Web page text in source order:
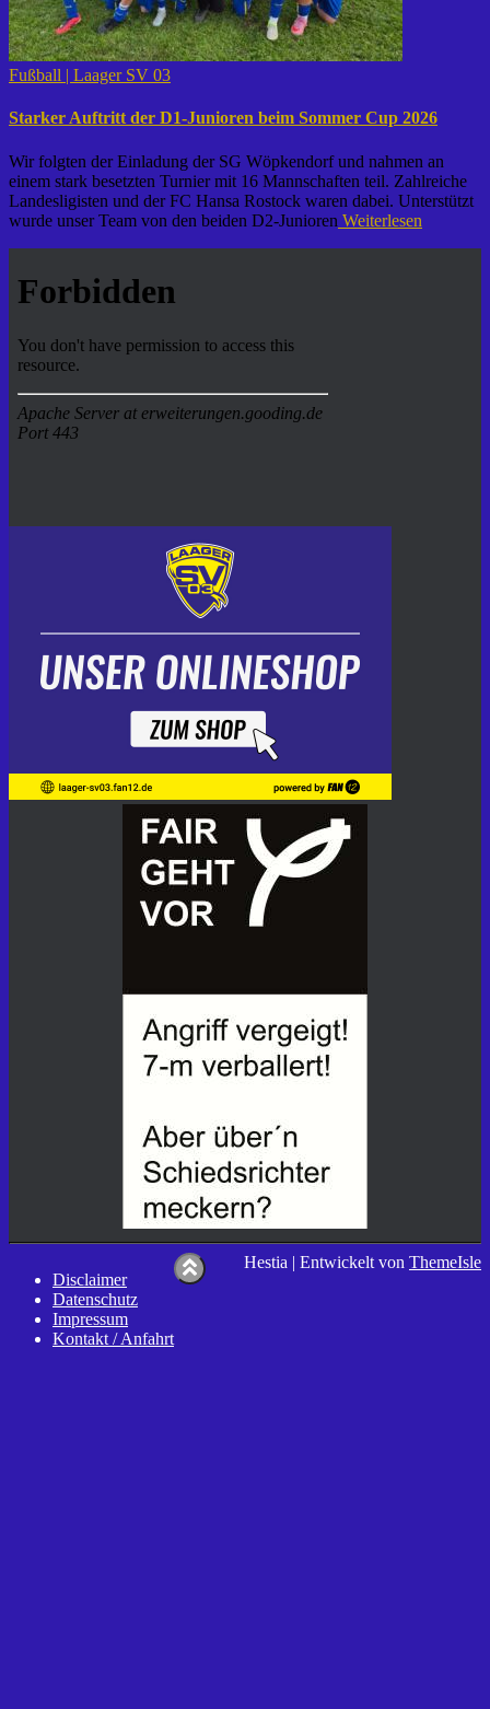
Fußball | Laager SV 03
Starker Auftritt der D1-Junioren beim Sommer Cup 2026
Wir folgten der Einladung der SG Wöpkendorf und nahmen an
einem stark besetzten Turnier mit 16 Mannschaften teil. Zahlreiche
Landesligisten und der FC Hansa Rostock waren dabei. Unterstützt
wurde unser Team von den beiden D2-Junioren Weiterlesen
Disclaimer
Datenschutz
Impressum
Kontakt / Anfahrt
Hestia | Entwickelt von ThemeIsle